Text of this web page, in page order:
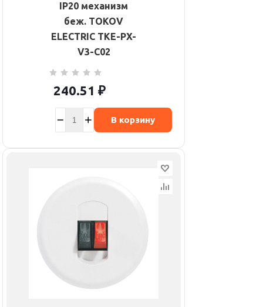
IP20 механизм
беж. TOKOV
ELECTRIC TKE-PX-
V3-C02
240.51 ₽
В корзину